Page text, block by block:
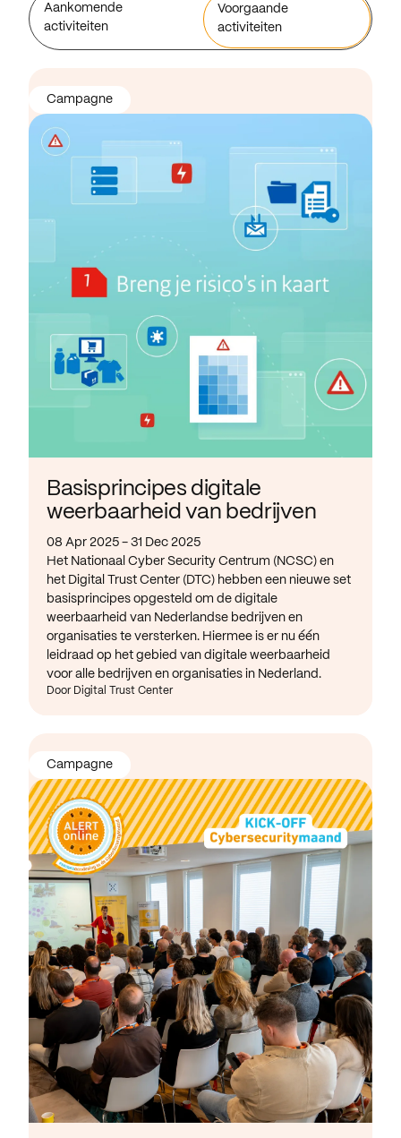
Aankomende
activiteiten
Voorgaande
activiteiten
Basisprincipes digitale
weerbaarheid van bedrijven
08 Apr 2025 - 31 Dec 2025
Het Nationaal Cyber Security Centrum (NCSC) en
het Digital Trust Center (DTC) hebben een nieuwe set
basisprincipes opgesteld om de digitale
weerbaarheid van Nederlandse bedrijven en
organisaties te versterken. Hiermee is er nu één
leidraad op het gebied van digitale weerbaarheid
voor alle bedrijven en organisaties in Nederland.
Door Digital Trust Center
Campagne
Campagne